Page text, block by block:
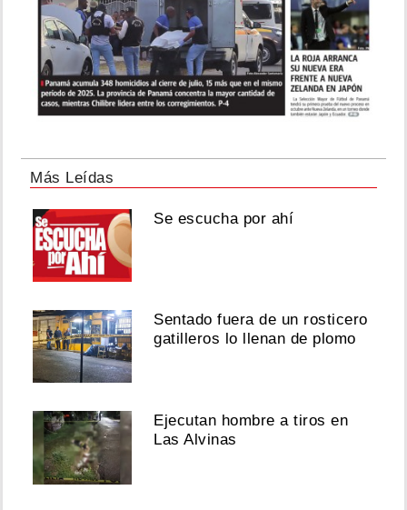
Más Leídas
Se escucha por ahí
Sentado fuera de un rosticero
gatilleros lo llenan de plomo
Ejecutan hombre a tiros en
Las Alvinas